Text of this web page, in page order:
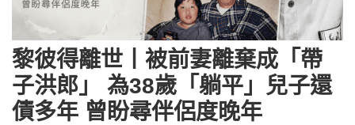
黎彼得離世丨被前妻離棄成「帶
子洪郎」 為38歲「躺平」兒子還
債多年 曾盼尋伴侶度晚年